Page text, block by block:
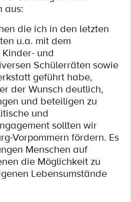
aus:
die ich in den letzten
u.a. mit dem
und
Schülerräten sowie
geführt habe,
der Wunsch deutlich,
und beteiligen zu
und
sollten wir
Vorpommern fördern. Es
Menschen auf
die Möglichkeit zu
Lebensumstände